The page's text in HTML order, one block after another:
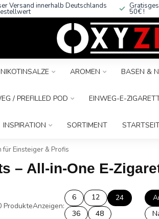
Versand innerhalb Deutschlands
50€ !
NIKOTINSALZE AROMEN BASEN &
/ PREFILLED POD EINWEG-E-
INSPIRATION SORTIMENT
Einsteiger & Profis
– All-in-One E-
ProdukteAnzeigen:
6 12
24
36
48